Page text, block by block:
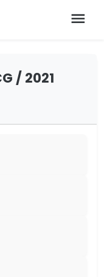
menu
/ 2021